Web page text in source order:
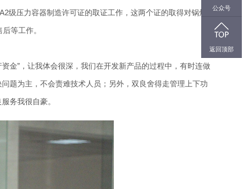
级压力容器制造许可证的取证工作，这两个证的取得对锅炉公
等工作。
金”，让我体会很深，我们在开发新产品的过程中，有时连做
题为主，不会责难技术人员；另外，双良舍得走管理上下功
务我很自豪。
公众号
返回顶部